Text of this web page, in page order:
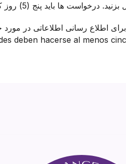
برای اطلاع رسانی اطلاعاتی در